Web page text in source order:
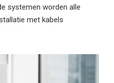
systemen worden alle
met kabels